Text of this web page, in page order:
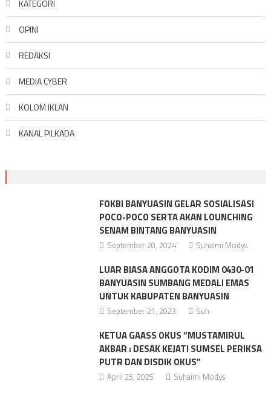
KATEGORI
OPINI
REDAKSI
MEDIA CYBER
KOLOM IKLAN
KANAL PILKADA
FOKBI BANYUASIN GELAR SOSIALISASI
POCO-POCO SERTA AKAN LOUNCHING
SENAM BINTANG BANYUASIN
September 20, 2024 Suhaimi Modys
LUAR BIASA ANGGOTA KODIM 0430-01
BANYUASIN SUMBANG MEDALI EMAS
UNTUK KABUPATEN BANYUASIN
September 21, 2023 Suh
KETUA GAASS OKUS “MUSTAMIRUL
AKBAR : DESAK KEJATI SUMSEL PERIKSA
PUTR DAN DISDIK OKUS”
April 25, 2025 Suhaimi Modys